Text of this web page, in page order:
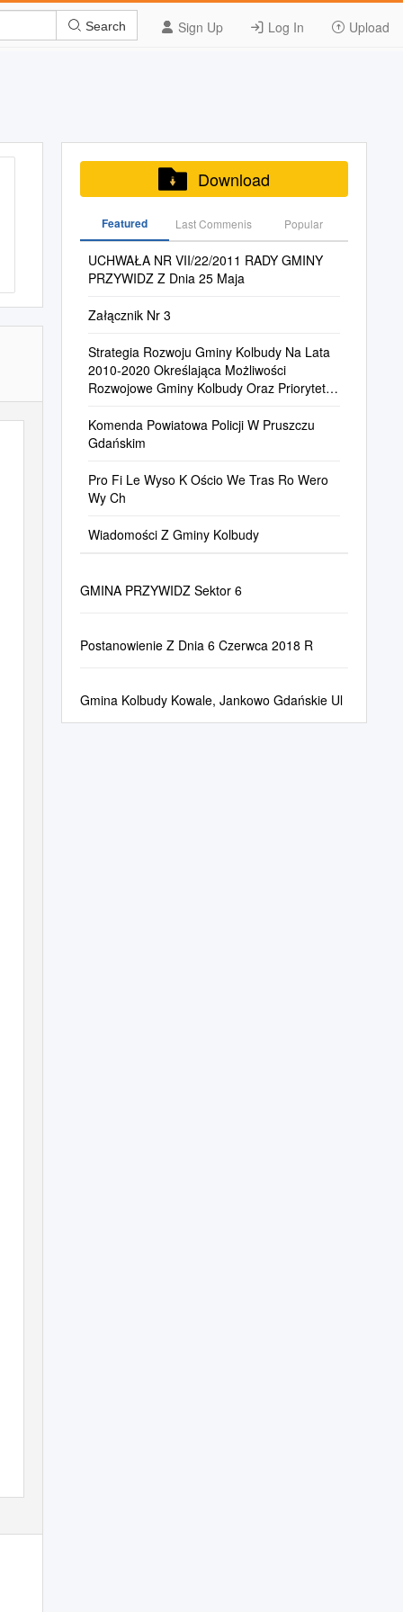
Sign Up Log In Upload
Search
Download
Featured Last Commenis Popular
UCHWAŁA NR VII/22/2011 RADY GMINY
PRZYWIDZ Z Dnia 25 Maja
Załącznik Nr 3
Strategia Rozwoju Gminy Kolbudy Na Lata
2010-2020 Określająca Możliwości
Rozwojowe Gminy Kolbudy Oraz Priorytety
Komenda Powiatowa Policji W Pruszczu
Gdańskim
Pro Fi Le Wyso K Ościo We Tras Ro Wero
Wy Ch
Wiadomości Z Gminy Kolbudy
GMINA PRZYWIDZ Sektor 6
Postanowienie Z Dnia 6 Czerwca 2018 R
Gmina Kolbudy Kowale, Jankowo Gdańskie Ul